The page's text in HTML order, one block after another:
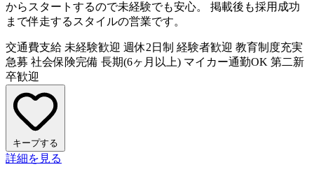
からスタートするので未経験でも安心。 掲載後も採用成功
まで伴走するスタイルの営業です。
交通費支給 未経験歓迎 週休2日制 経験者歓迎 教育制度充実
急募 社会保険完備 長期(6ヶ月以上) マイカー通勤OK 第二新
卒歓迎
キープする
詳細を見る